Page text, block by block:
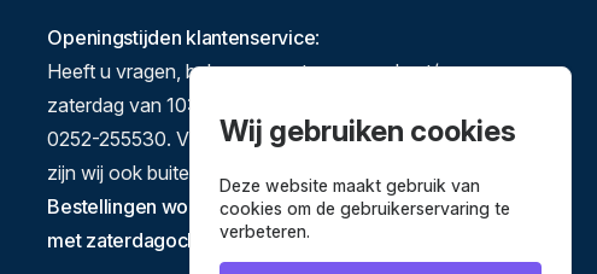
Openingstijden klantenservice:
Heeft u vragen, bel ons gerust op maandag t/m
zaterdag van 10:00-17:00 op 071-5140892 of
0252-255530. Via e-mail en het contactformulier
zijn wij ook buiten deze tijden te bereiken.
Bestellingen worden verstuurd van dinsdag tot en
met zaterdagochtend.
Wij gebruiken cookies
Deze website maakt gebruik van
cookies om de gebruikerservaring te
verbeteren.